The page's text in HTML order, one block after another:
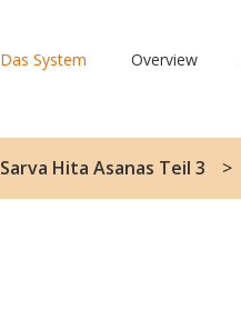
Das System Overview
Sarva Hita Asanas Teil 3